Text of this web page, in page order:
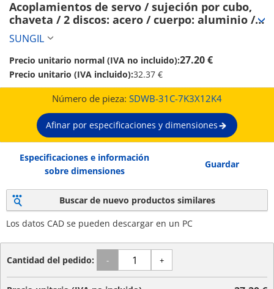
Acoplamientos de servo / sujeción por cubo,
chaveta / 2 discos: acero / cuerpo: aluminio /
SDWB / SUNGIL (SDWB-31C-7K3X12K4)
SUNGIL
Precio unitario normal (IVA no incluido):27.20 €
Precio unitario (IVA incluido):32.37 €
Número de pieza: SDWB-31C-7K3X12K4
Afinar por especificaciones y dimensiones
Especificaciones e información
sobre dimensiones
Guardar
Buscar de nuevo productos similares
Los datos CAD se pueden descargar en un PC
Cantidad del pedido: - +